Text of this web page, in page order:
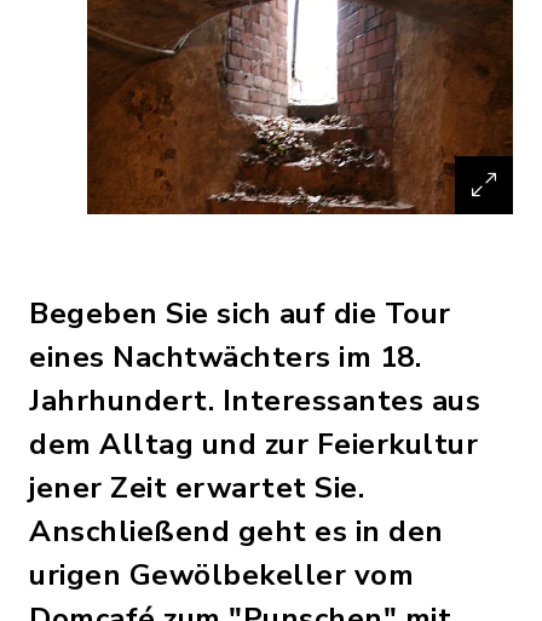
Begeben Sie sich auf die Tour
eines Nachtwächters im 18.
Jahrhundert. Interessantes aus
dem Alltag und zur Feierkultur
jener Zeit erwartet Sie.
Anschließend geht es in den
urigen Gewölbekeller vom